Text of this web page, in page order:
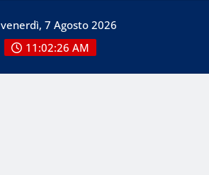
venerdì, 7 Agosto 2026
11:02:28 AM